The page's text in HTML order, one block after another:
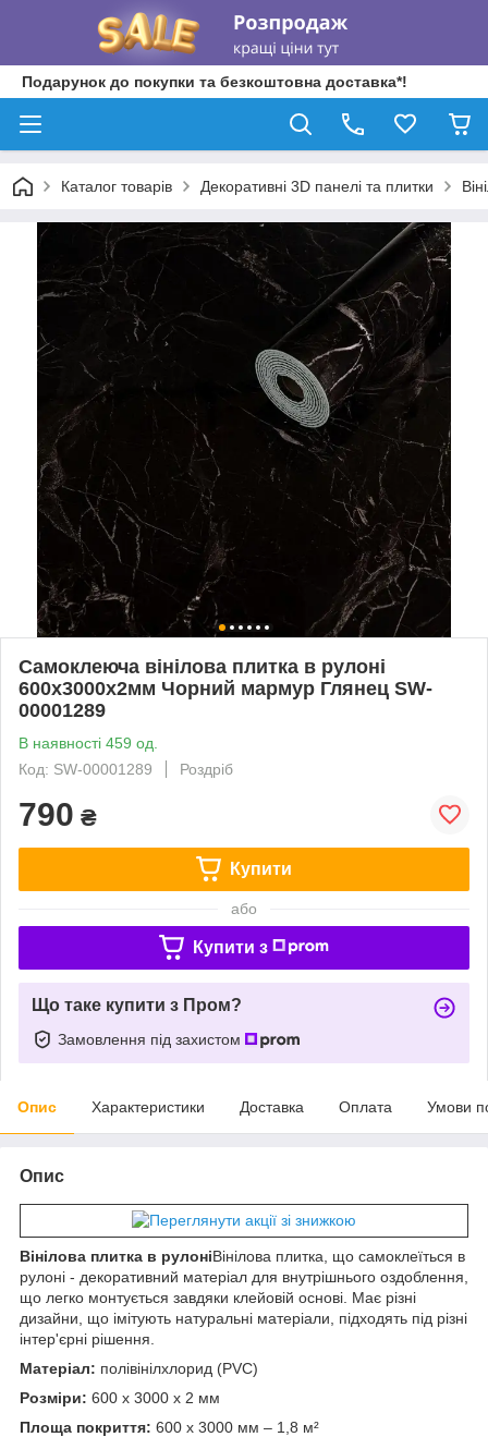
Подарунок до покупки та безкоштовна доставка*!
Каталог товарів Декоративні 3D панелі та плитки
Самоклеюча вінілова плитка в рулоні
600х3000х2мм Чорний мармур Глянец SW-
00001289
В наявності 459 од.
Код: SW-00001289
Роздріб
790 ₴
Купити
або
Купити з
Що таке купити з Пром?
Замовлення під захистом
Опис Характеристики Доставка Оплата Умови
Опис
Вінілова плитка в рулоніВінілова плитка, що самоклеїться в
рулоні - декоративний матеріал для внутрішнього оздоблення,
що легко монтується завдяки клейовій основі. Має різні
дизайни, що імітують натуральні матеріали, підходять під різні
інтер'єрні рішення.
Матеріал: полівінілхлорид (PVC)
Розміри: 600 х 3000 х 2 мм
Площа покриття: 600 х 3000 мм – 1,8 м²